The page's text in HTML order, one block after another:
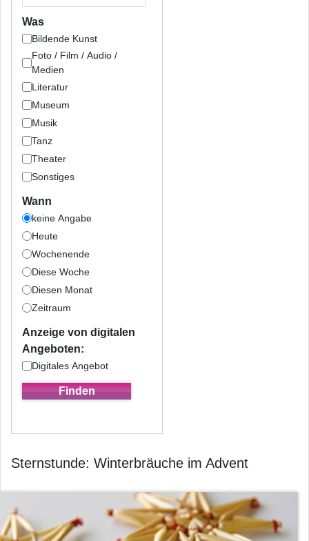
Was
Bildende Kunst
Foto / Film / Audio /
Medien
Literatur
Museum
Musik
Tanz
Theater
Sonstiges
Wann
keine Angabe
Heute
Wochenende
Diese Woche
Diesen Monat
Zeitraum
Anzeige von digitalen
Angeboten:
Digitales Angebot
Sternstunde: Winterbräuche im Advent